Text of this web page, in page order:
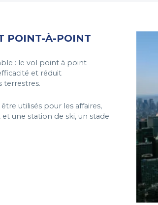
POINT-À-POINT
: le vol point à point
et réduit
terrestres.
utilisés pour les affaires,
une station de ski, un stade